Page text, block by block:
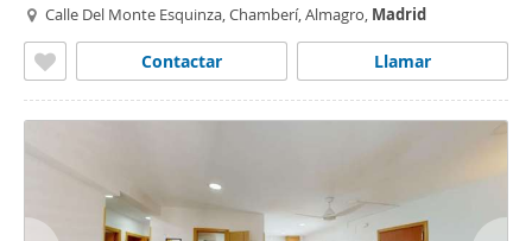
Calle Del Monte Esquinza, Chamberí, Almagro, Madrid
Llamar
Contactar